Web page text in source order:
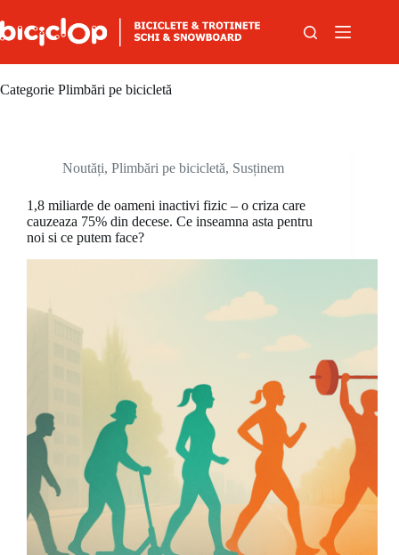
Categorie Plimbări pe bicicletă
Noutăți, Plimbări pe bicicletă, Susținem
1,8 miliarde de oameni inactivi fizic – o criza care
cauzeaza 75% din decese. Ce inseamna asta pentru
noi si ce putem face?